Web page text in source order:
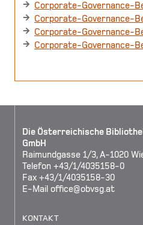
Corporate-Governance-
Corporate-Governance-
Corporate-Governance-
Corporate-Governance-
Die Österreichische
GmbH
Raimundgasse 1/3, A-1020
Telefon +43/1/4035158-0
Fax +43/1/4035158-30
E-Mail office@obvsg.at
KONTAKT